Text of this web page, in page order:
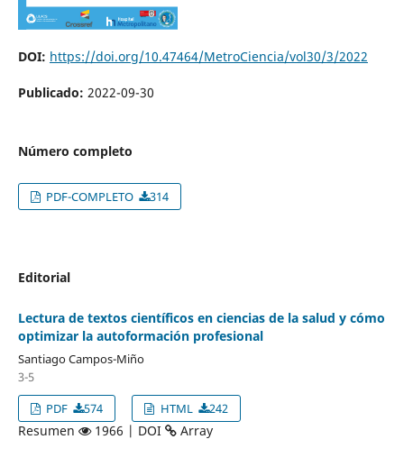
DOI: https://doi.org/10.47464/MetroCiencia/vol30/3/2022
Publicado: 2022-09-30
Número completo
PDF-COMPLETO 314
Editorial
Lectura de textos científicos en ciencias de la salud y cómo
optimizar la autoformación profesional
Santiago Campos-Miño
3-5
PDF
574 HTML 242
Resumen 1966 | DOI Array